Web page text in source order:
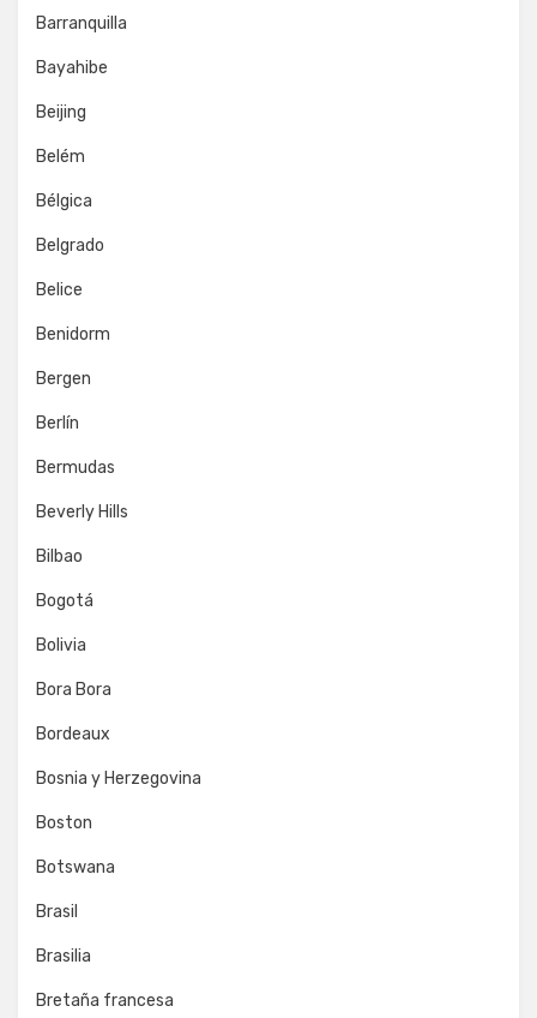
Barranquilla
Bayahibe
Beijing
Belém
Bélgica
Belgrado
Belice
Benidorm
Bergen
Berlín
Bermudas
Beverly Hills
Bilbao
Bogotá
Bolivia
Bora Bora
Bordeaux
Bosnia y Herzegovina
Boston
Botswana
Brasil
Brasilia
Bretaña francesa